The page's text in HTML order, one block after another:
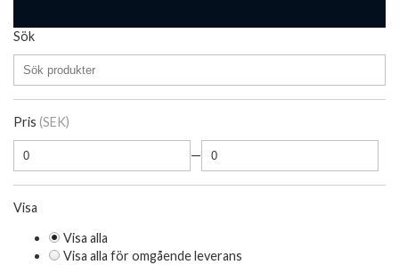
Sök
Pris (SEK)
—
Visa
Visa alla
Visa alla för omgående leverans